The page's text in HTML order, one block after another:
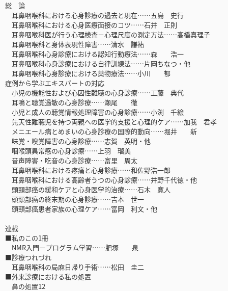
総 論
耳鼻咽喉科における心身診療の過去と現在……五島 史行
耳鼻咽喉科における心身医療面接のコツ……石井 正則
耳鼻咽喉科医が行う心理検査－心理尺度の測定方法……高橋真理子
耳鼻咽喉科と身体表現性障害……清水 謙祐
耳鼻咽喉科心身診療における認知行動療法……森 浩一
耳鼻咽喉科心身診療における自律訓練法……片岡ちなつ・他
耳鼻咽喉科心身診療における薬物療法……小川 郁
症例から学ぶエキスパートの対応
小児の機能性および心因性難聴の心身診療……工藤 典代
耳鳴と聴覚過敏の心身診療……瀬尾 徹
小児と成人の聴覚情報処理障害の心身診療……小渕 千絵
先天性難聴児を持つ両親への医学的支援と心理的ケア……加我 君孝
メニエール病とめまいの心身診療の国際的動向……堀井 新
味覚・嗅覚障害の心身診療……志賀 英明・他
咽喉頭異常感の心身診療……上羽 瑠美
音声障害・吃音の心身診療……富里 周太
耳鼻咽喉科における疼痛と心身診療……和佐野浩一郎
耳鼻咽喉科における高齢者うつの心身診療……井野千代徳・他
頭頸部癌の緩和ケアと心身医学的治療……石木 寛人
頭頸部癌の終末期の心身診療……吉本 世一
頭頸部癌患者家族の心理ケア……富岡 利文・他
連載
■私のこの1冊
NMR入門－プログラム学習……肥塚 泉
■診療つれづれ
耳鼻咽喉科の局麻日帰り手術……松田 圭二
■外来診療における私の処置
鼻の処置12